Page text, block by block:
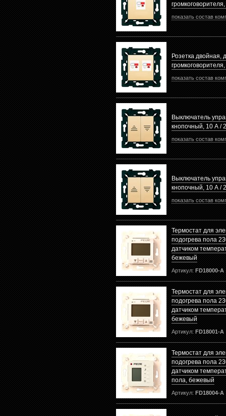
показать состав
Розетка двойная,
показать состав
Выключатель
кнопочный, 10 А /
показать состав
Выключатель
кнопочный, 10 А /
показать состав
Термостат для
подогрева пола
датчиком
бежевый
Артикул: FD18000-A
Термостат для
подогрева пола
датчиком
бежевый
Артикул: FD18001-A
Термостат для
подогрева пола
датчиком
пола, бежевый
Артикул: FD18004-A